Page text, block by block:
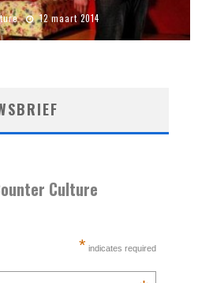
12 maart 2014
Culture
* indicates required